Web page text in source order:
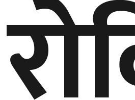
विचार
खेलकुद